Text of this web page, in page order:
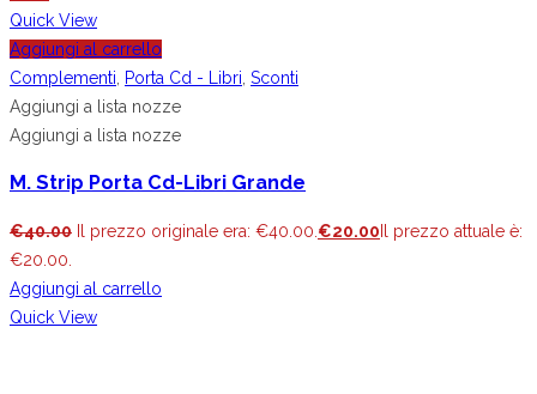
Quick View
Aggiungi al carrello
Complementi Porta Cd - Libri Sconti
Aggiungi a lista nozze
Aggiungi a lista nozze
M. Strip Porta Cd-Libri Grande
€40.00 Il prezzo originale era: €40.00.€20.00 Il prezzo attuale è:
€20.00.
Aggiungi al carrello
Quick View